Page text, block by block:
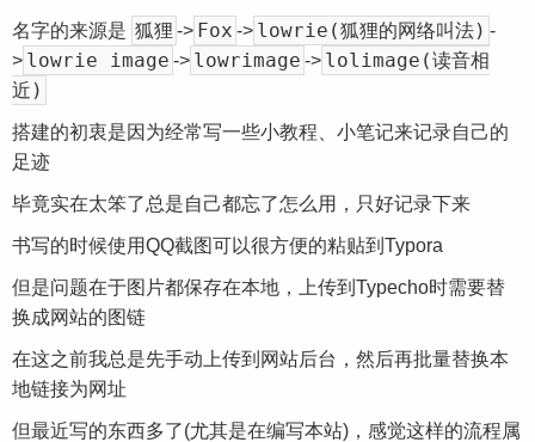
名字的来源是 狐狸 -> Fox -> lowrie(狐狸的网络叫法) -
> lowrie image -> lowrimage -> lolimage(读音相
近)
搭建的初衷是因为经常写一些小教程、小笔记来记录自己的
足迹
毕竟实在太笨了总是自己都忘了怎么用，只好记录下来
书写的时候使用QQ截图可以很方便的粘贴到Typora
但是问题在于图片都保存在本地，上传到Typecho时需要替
换成网站的图链
在这之前我总是先手动上传到网站后台，然后再批量替换本
地链接为网址
但最近写的东西多了(尤其是在编写本站)，感觉这样的流程属